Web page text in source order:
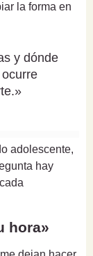
la forma en
y dónde
adolescente,
hay
hora»